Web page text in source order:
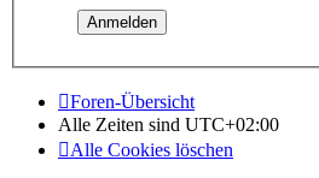
Foren-Übersicht
Alle Zeiten sind UTC+02:00
Alle Cookies löschen